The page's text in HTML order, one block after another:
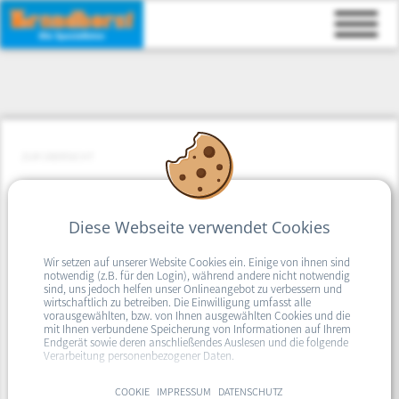
Unsere Ausstellung hat einen runden
Am 01. September sind wir taggenau 20 Jahre in unserer Ausstellung
beratend, planend und verkaufend für Sie tätig.
Aus diesem Anlass findet unser diesjährige Hausmessean an diesem Tag
statt.
Wir freuen uns sehr auf Ihren Besuch, lassen Sie sich von neuen Ideen
inspirieren oder kommen Sie einfach vorbei und schauen, was sich so
COOKIE IMPRESSUM DATENSCHUTZ
Diese Webseite verwendet Cookies
Wir setzen auf unserer Website Cookies ein. Einige von ihnen sind
notwendig (z.B. für den Login), während andere nicht notwendig
sind, uns jedoch helfen unser Onlineangebot zu verbessern und
wirtschaftlich zu betreiben. Die Einwilligung umfasst alle
vorausgewählten, bzw. von Ihnen ausgewählten Cookies und die
mit Ihnen verbundene Speicherung von Informationen auf Ihrem
Endgerät sowie deren anschließendes Auslesen und die folgende
Verarbeitung personenbezogener Daten.
dem Klick auf die Schaltfläche "Alle Cookies akzeptieren"